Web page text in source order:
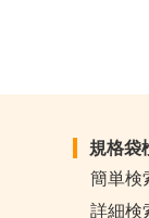
規格袋
簡単検
詳細検